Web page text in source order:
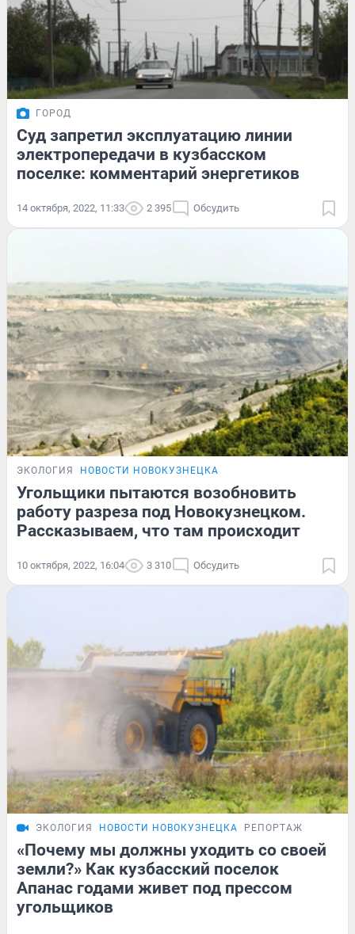
ГОРОД
Суд запретил эксплуатацию линии
электропередачи в кузбасском
поселке: комментарий энергетиков
14 октября, 2022, 11:33 2 395 Обсудить
ЭКОЛОГИЯ НОВОСТИ НОВОКУЗНЕЦКА
Угольщики пытаются возобновить
работу разреза под Новокузнецком.
Рассказываем, что там происходит
10 октября, 2022, 16:04 3 310 Обсудить
ЭКОЛОГИЯ НОВОСТИ НОВОКУЗНЕЦКА РЕПОРТАЖ
«Почему мы должны уходить со своей
земли?» Как кузбасский поселок
Апанас годами живет под прессом
угольщиков